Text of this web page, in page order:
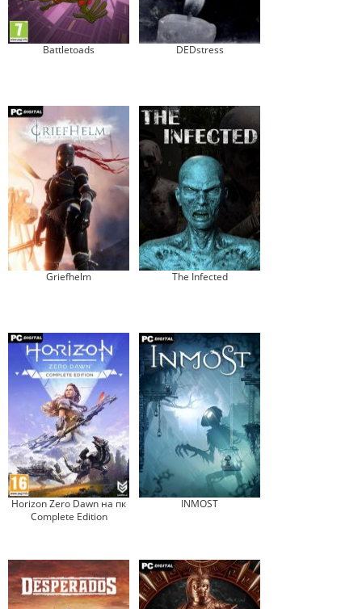
Battletoads DEDstress
Griefhelm The Infected
Horizon Zero Dawn на пк
Complete Edition
INMOST